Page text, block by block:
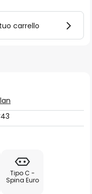
carrello
Tipo C -
Spina Euro